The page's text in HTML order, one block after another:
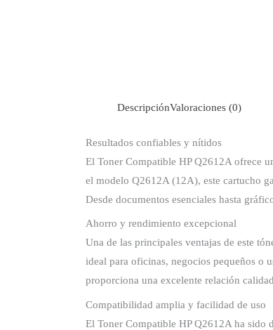
DescripciónValoraciones (0)
Resultados confiables y nítidos
El Toner Compatible HP Q2612A ofrece
el modelo Q2612A (12A), este cartucho
Desde documentos esenciales hasta
Ahorro y rendimiento excepcional
Una de las principales ventajas de este
ideal para oficinas, negocios pequeños o
proporciona una excelente relación
Compatibilidad amplia y facilidad de uso
El Toner Compatible HP Q2612A ha sido